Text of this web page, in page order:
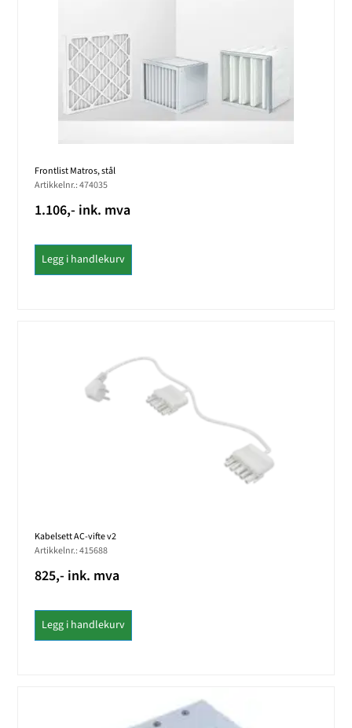
Frontlist Matros, stål
Artikkelnr.: 474035
1.106,- ink. mva
Legg i handlekurv
Kabelsett AC-vifte v2
Artikkelnr.: 415688
825,- ink. mva
Legg i handlekurv